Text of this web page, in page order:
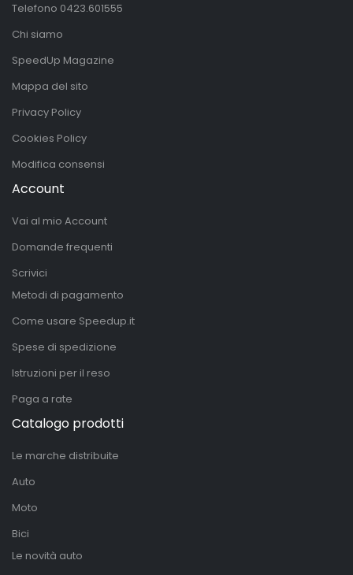
Telefono 0423.601555
Chi siamo
SpeedUp Magazine
Mappa del sito
Privacy Policy
Cookies Policy
Modifica consensi
Account
Vai al mio Account
Domande frequenti
Scrivici
Metodi di pagamento
Come usare Speedup.it
Spese di spedizione
Istruzioni per il reso
Paga a rate
Catalogo prodotti
Le marche distribuite
Auto
Moto
Bici
Le novità auto